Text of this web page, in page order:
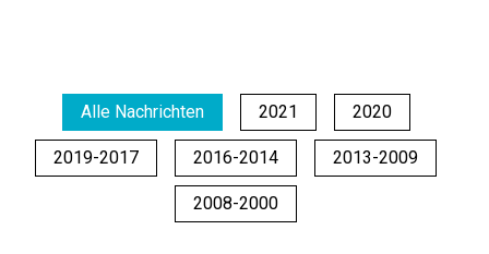
Alle Nachrichten 2021 2020
2019-2017 2016-2014 2013-2009
2008-2000